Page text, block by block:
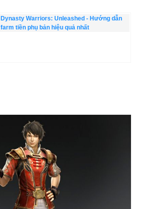
Dynasty Warriors: Unleashed - Hướng dẫn
farm tiền phụ bản hiệu quả nhất